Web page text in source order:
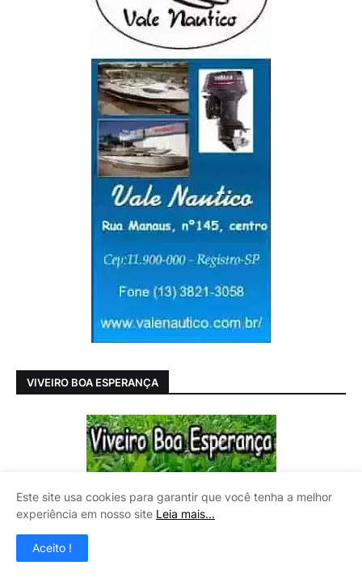
VIVEIRO BOA ESPERANÇA
Este site usa cookies para garantir que você tenha a melhor
experiência em nosso site Leia mais...
Aceito !